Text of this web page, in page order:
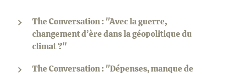
The Conversation : "Avec la guerre,
changement d’ère dans la géopolitique du
climat ?"
The Conversation : "Dépenses, manque de